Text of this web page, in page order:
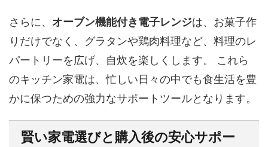
さらに、 オーブン機能付き電子レンジは、お菓子作
りだけでなく、グラタンや鶏肉料理など、料理のレ
パートリーを広げ、自炊を楽しくします。 これら
のキッチン家電は、忙しい日々の中でも食生活を豊
かに保つための強力なサポートツールとなります。
賢い家電選びと購入後の安心サポー